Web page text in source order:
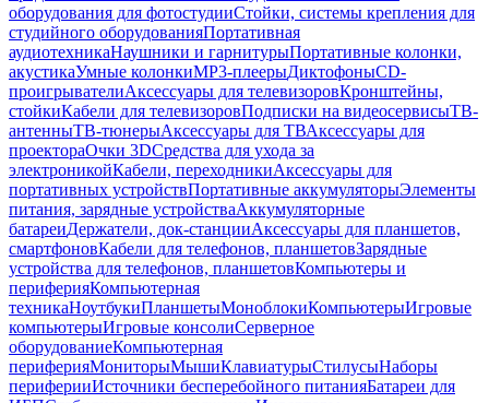
оборудования для фотостудииСтойки, системы крепления для
студийного оборудованияПортативная
аудиотехникаНаушники и гарнитурыПортативные колонки,
акустикаУмные колонкиMP3-плеерыДиктофоныCD-
проигрывателиАксессуары для телевизоровКронштейны,
стойкиКабели для телевизоровПодписки на видеосервисыТВ-
антенныТВ-тюнерыАксессуары для ТВАксессуары для
проектораОчки 3DСредства для ухода за
электроникойКабели, переходникиАксессуары для
портативных устройствПортативные аккумуляторыЭлементы
питания, зарядные устройстваАккумуляторные
батареиДержатели, док-станцииАксессуары для планшетов,
смартфоновКабели для телефонов, планшетовЗарядные
устройства для телефонов, планшетовКомпьютеры и
периферияКомпьютерная
техникаНоутбукиПланшетыМоноблокиКомпьютерыИгровые
компьютерыИгровые консолиСерверное
оборудованиеКомпьютерная
периферияМониторыМышиКлавиатурыСтилусыНаборы
периферииИсточники бесперебойного питанияБатареи для